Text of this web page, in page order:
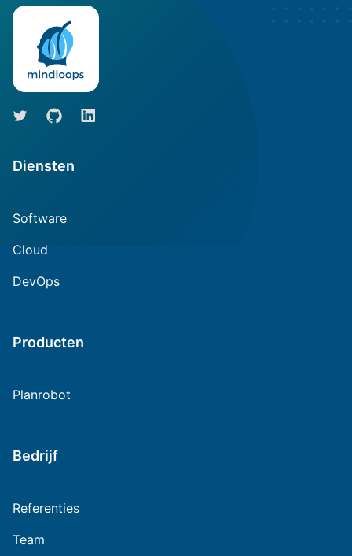
Diensten
Software
Cloud
DevOps
Producten
Planrobot
Bedrijf
Referenties
Team